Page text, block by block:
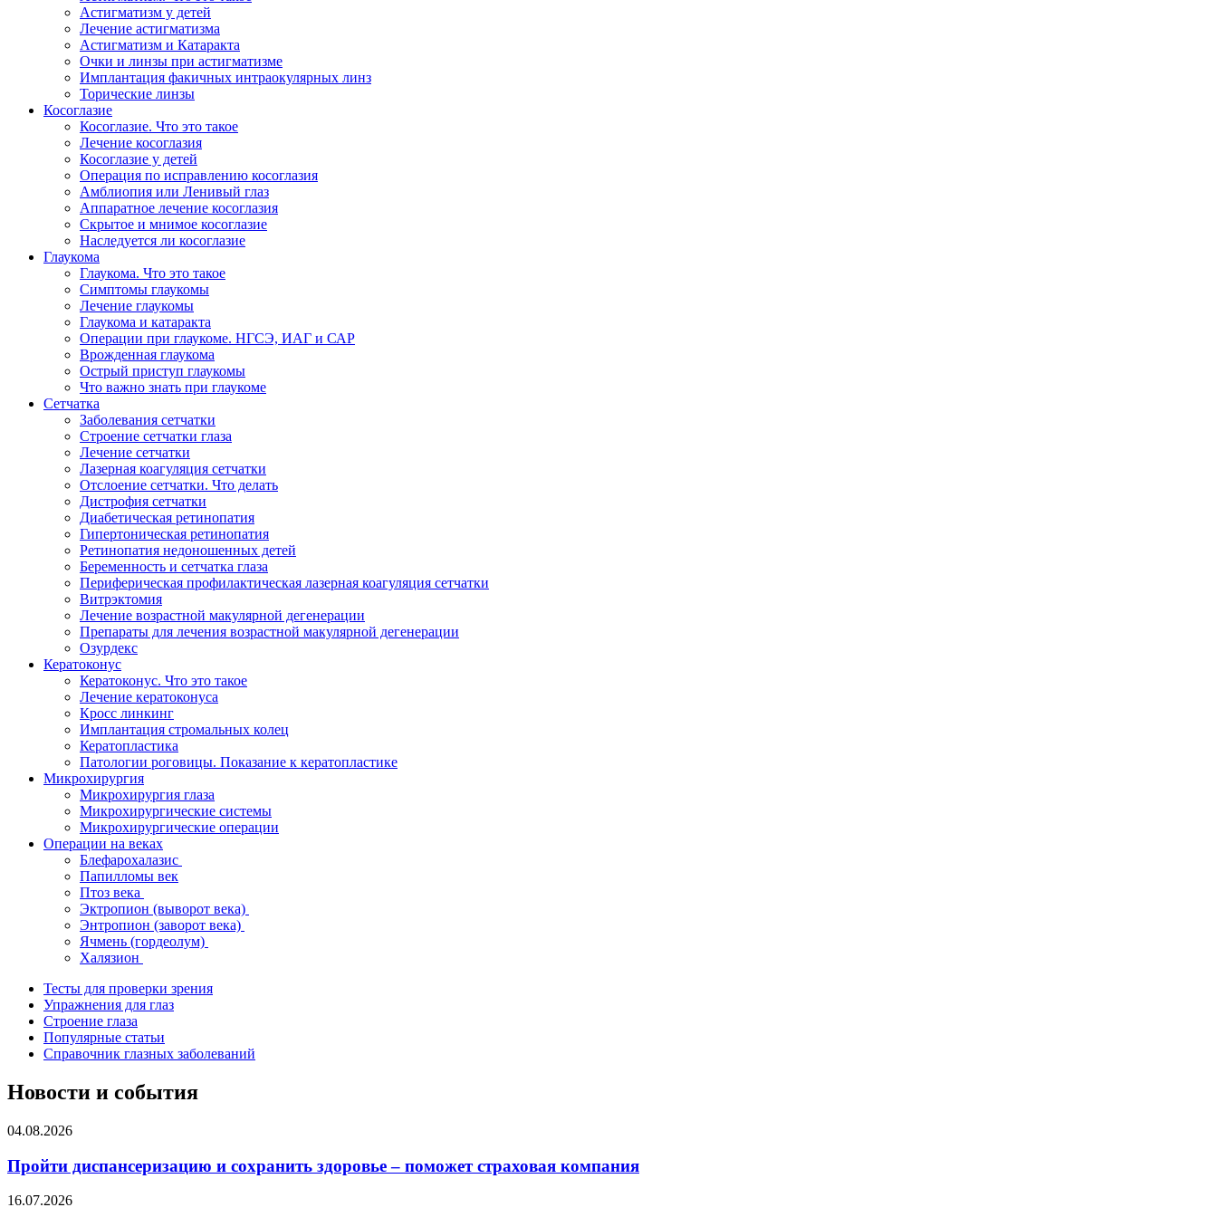
Астигматизм у детей
Лечение астигматизма
Астигматизм и Катаракта
Очки и линзы при астигматизме
Имплантация факичных интраокулярных линз
Торические линзы
Косоглазие
Косоглазие. Что это такое
Лечение косоглазия
Косоглазие у детей
Операция по исправлению косоглазия
Амблиопия или Ленивый глаз
Аппаратное лечение косоглазия
Скрытое и мнимое косоглазие
Наследуется ли косоглазие
Глаукома
Глаукома. Что это такое
Симптомы глаукомы
Лечение глаукомы
Глаукома и катаракта
Операции при глаукоме. НГСЭ, ИАГ и САР
Врожденная глаукома
Острый приступ глаукомы
Что важно знать при глаукоме
Сетчатка
Заболевания сетчатки
Строение сетчатки глаза
Лечение сетчатки
Лазерная коагуляция сетчатки
Отслоение сетчатки. Что делать
Дистрофия сетчатки
Диабетическая ретинопатия
Гипертоническая ретинопатия
Ретинопатия недоношенных детей
Беременность и сетчатка глаза
Периферическая профилактическая лазерная коагуляция сетчатки
Витрэктомия
Лечение возрастной макулярной дегенерации
Препараты для лечения возрастной макулярной дегенерации
Озурдекс
Кератоконус
Кератоконус. Что это такое
Лечение кератоконуса
Кросс линкинг
Имплантация стромальных колец
Кератопластика
Патологии роговицы. Показание к кератопластике
Микрохирургия
Микрохирургия глаза
Микрохирургические системы
Микрохирургические операции
Операции на веках
Блефарохалазис
Папилломы век
Птоз века
Эктропион (выворот века)
Энтропион (заворот века)
Ячмень (гордеолум)
Халязион
Тесты для проверки зрения
Упражнения для глаз
Строение глаза
Популярные статьи
Справочник глазных заболеваний
Новости и события
04.08.2026
Пройти диспансеризацию и сохранить здоровье – поможет страховая компания
16.07.2026